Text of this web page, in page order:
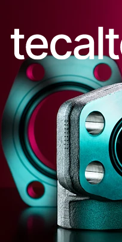
Barcode-Login
Mit einem Klick den
Kontakt
Service